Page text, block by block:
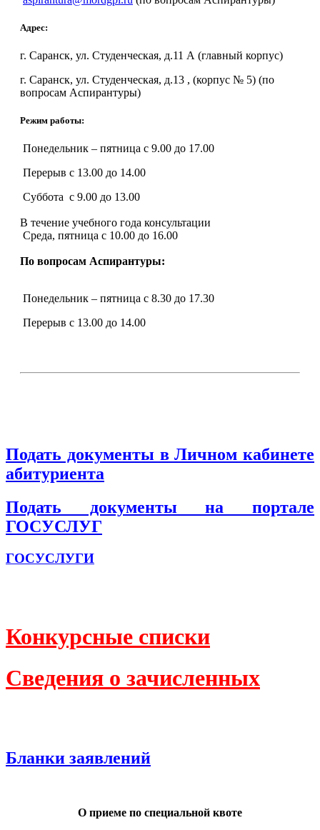
Адрес:
г. Саранск, ул. Студенческая, д.11 А (главный корпус)
г. Саранск, ул. Студенческая, д.13 , (корпус № 5) (по
вопросам Аспирантуры)
Режим работы:
Понедельник – пятница с 9.00 до 17.00
Перерыв с 13.00 до 14.00
Суббота с 9.00 до 13.00
В течение учебного года консультации
Среда, пятница с 10.00 до 16.00
По вопросам Аспирантуры:
Понедельник – пятница с 8.30 до 17.30
Перерыв с 13.00 до 14.00
Подать документы в Личном кабинете
абитуриента
Подать документы на портале
ГОСУСЛУГ
ГОСУСЛУГИ
Конкурсные списки
Сведения о зачисленных
Бланки заявлений
О приеме по специальной квоте